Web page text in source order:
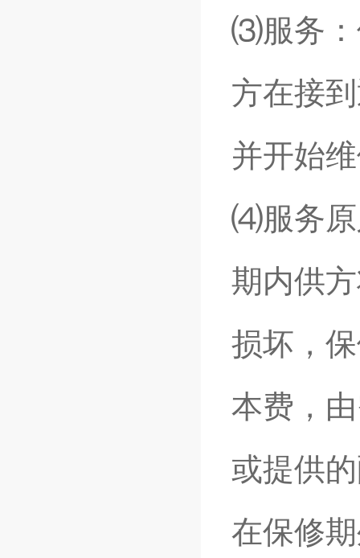
⑶服务：
方在接
并开始
⑷服务原
期内供
损坏，
本费，
或提供
在保修